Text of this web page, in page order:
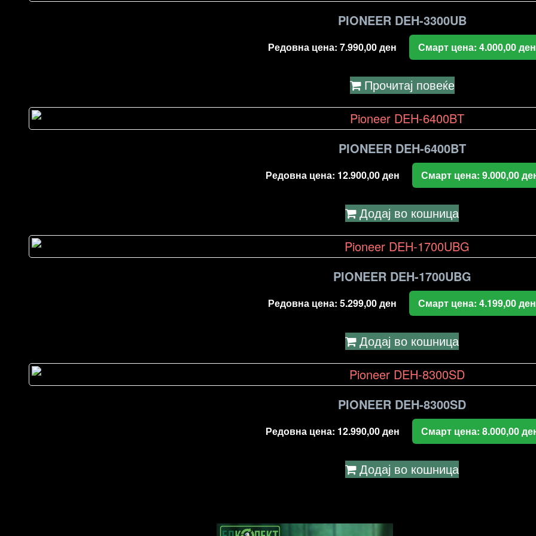
PIONEER DEH-3300UB
Редовна цена: 7.990,00ден Смарт цена: 4.000,00ден
Прочитај повеќе
PIONEER DEH-6400BT
Редовна цена: 12.900,00ден Смарт цена: 9.000,00
Додај во кошница
PIONEER DEH-1700UBG
Редовна цена: 5.299,00ден Смарт цена: 4.199,00ден
Додај во кошница
PIONEER DEH-8300SD
Редовна цена: 12.990,00ден Смарт цена: 8.000,00
Додај во кошница